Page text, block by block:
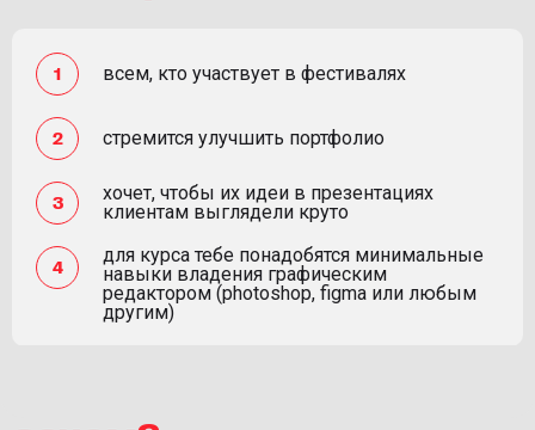
всем, кто участвует в фестивалях
стремится улучшить портфолио
хочет, чтобы их идеи в презентациях
клиентам выглядели круто
для курса тебе понадобятся минимальные
навыки владения графическим
редактором (photoshop, figma или любым
другим)